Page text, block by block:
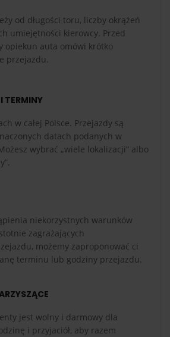
od długości toru, liczby okrążeń
umiejętności kierowcy. Przed
opiekun auta omówi krótko
przejazdu.
TERMINY
w całej Polsce. Przejazdy są
datach podanych w
wybrać „wiele lokalizacji” albo
niekorzystnych warunków
zagrażających
możemy zaproponować ci
terminu lub godziny przejazdu.
jest wolny i darmowy dla
i przyjaciół, aby razem